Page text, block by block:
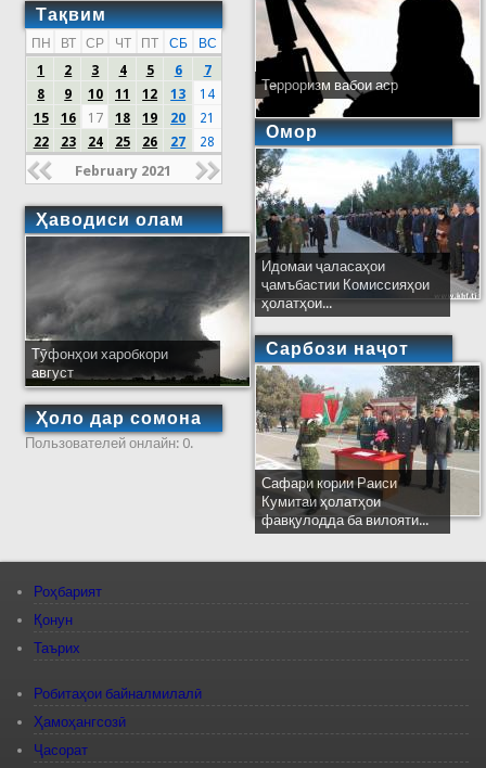
Тақвим
ПН ВТ СР ЧТ ПТ СБ
ВС
1
2 3 4 5 6
7
8
9 10 11 12 13
14
15
16 17 18 19 20
21
22
23 24 25 26 27 28
February 2021
Ҳаводиси олам
Тӯфонҳои харобкори
август
Ҳоло дар сомона
Пользователей онлайн: 0.
Терроризм вабои аср
Омор
Идомаи ҷаласаҳои
ҷамъбастии Комиссияҳои
ҳолатҳои...
Сарбози наҷот
Сафари кории Раиси
Кумитаи ҳолатҳои
фавқулодда ба вилояти...
Роҳбарият
Қонун
Таърих
Робитаҳои байналмилалӣ
Ҳамоҳангсозӣ
Ҷасорат